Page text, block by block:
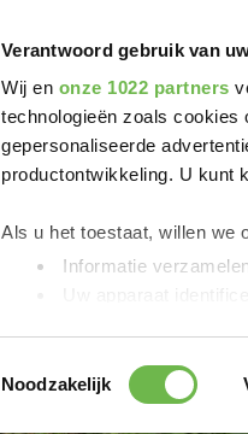
Verantwoord gebruik van
Wij en onze 1022 partners
technologieën zoals cookies
gepersonaliseerde
productontwikkeling. U kunt
Als u het toestaat, willen we
Informatie
Toestemmingsselectie
Noodzakelijk